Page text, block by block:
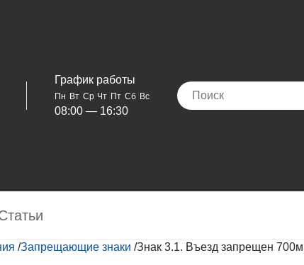
График работы
Пн Вт Ср Чт Пт Сб Вс
08:00 — 16:30
/Запрещающие знаки /Знак 3.1. Въезд запрещен